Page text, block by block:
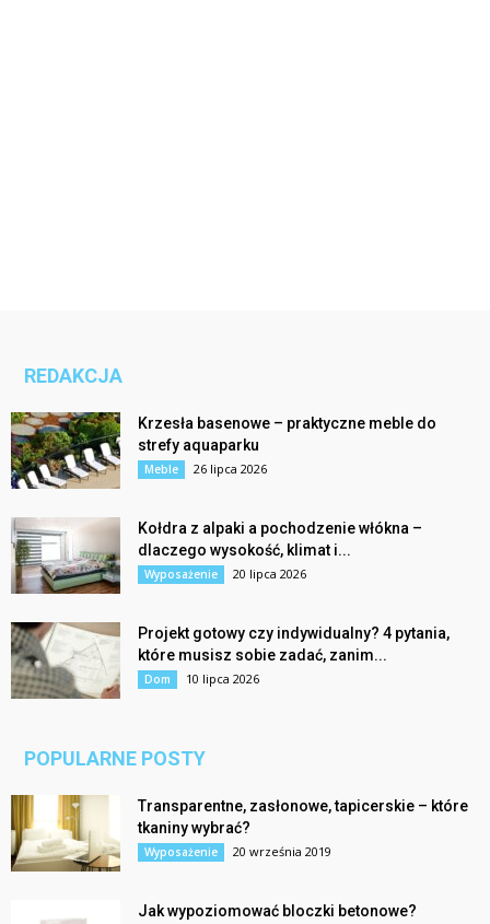
REDAKCJA
Krzesła basenowe – praktyczne meble do
strefy aquaparku
Meble 26 lipca 2026
Kołdra z alpaki a pochodzenie włókna –
dlaczego wysokość, klimat i...
Wyposażenie 20 lipca 2026
Projekt gotowy czy indywidualny? 4 pytania,
które musisz sobie zadać, zanim...
Dom 10 lipca 2026
POPULARNE POSTY
Transparentne, zasłonowe, tapicerskie – które
tkaniny wybrać?
Wyposażenie 20 września 2019
Jak wypoziomować bloczki betonowe?